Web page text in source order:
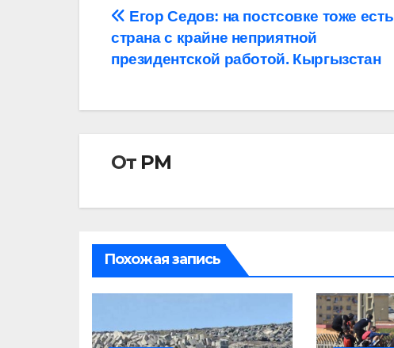
Навигация
по
Егор Седов: на постсовке тоже есть
страна с крайне неприятной
президентской работой. Кыргызстан
От РМ
Похожая запись